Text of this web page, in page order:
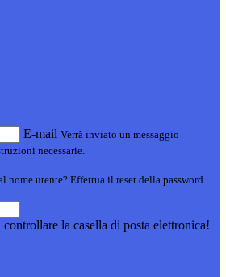
E-mail Verrà inviato un messaggio
necessarie.
nome utente? Effettua il reset della password
la casella di posta elettronica!